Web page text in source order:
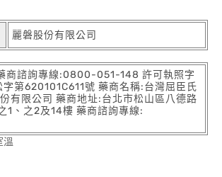
麗磐股份有限公司
商諮詢專線:0800-051-148 許可執照字
第620101C611號 藥商名稱:台灣屈臣氏
有限公司 藥商地址:台北市松山區八德路
1、之2及14樓 藥商諮詢專線:
溫